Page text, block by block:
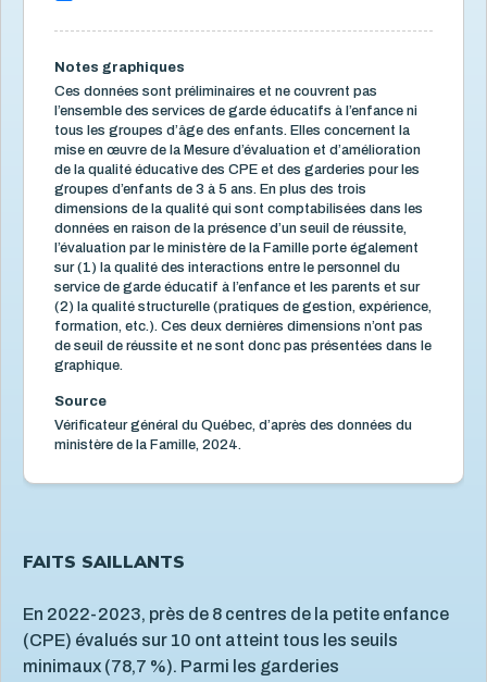
Proportion moyenne des CPE et des garderies qui ont
Milieux utilisant les installations municipales (archivé)
Milieux appliquant le programme "Accueillir la petite
enfance" (archivé)
Milieux offrant des activités facilitant la transition
vers l'école (archivé)
Milieux possédant un document officiel d'orientation
sur la saine alimentation (archivé)
Milieux possédant un document officiel d'orientation
sur le jeu actif et le développement moteur (archivé)
Maternelle 4 ans
Situation économique
Utilisation des écrans
Violence et maltraitance
Notes graphiques
Ces données sont préliminaires et ne couvrent pas
l’ensemble des services de garde éducatifs à l’enfance ni
tous les groupes d’âge des enfants. Elles concernent la
mise en œuvre de la Mesure d’évaluation et d’amélioration
de la qualité éducative des CPE et des garderies pour les
groupes d’enfants de 3 à 5 ans. En plus des trois
dimensions de la qualité qui sont comptabilisées dans les
données en raison de la présence d’un seuil de réussite,
l’évaluation par le ministère de la Famille porte également
sur (1) la qualité des interactions entre le personnel du
service de garde éducatif à l’enfance et les parents et sur
(2) la qualité structurelle (pratiques de gestion, expérience,
formation, etc.). Ces deux dernières dimensions n’ont pas
de seuil de réussite et ne sont donc pas présentées dans le
graphique.
Source
Vérificateur général du Québec, d’après des données du
ministère de la Famille, 2024.
FAITS SAILLANTS
En 2022-2023, près de 8 centres de la petite enfance
(CPE) évalués sur 10 ont atteint tous les seuils
minimaux (78,7 %). Parmi les garderies